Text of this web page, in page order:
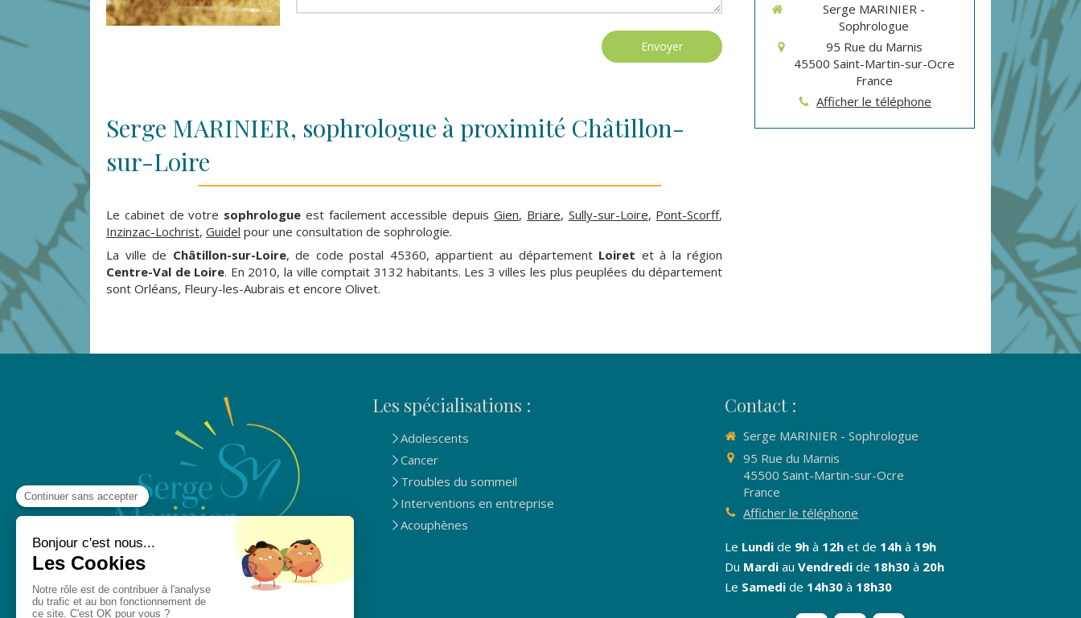
Envoyer
Serge MARINIER, sophrologue à proximité Châtillon-
sur-Loire
Le cabinet de votre sophrologue est facilement accessible depuisGien, Briare, Sully-sur-Loire, Pont-Scorff,
Inzinzac-Lochrist, Guidel pour une consultation de sophrologie.
La ville de Châtillon-sur-Loire, de code postal 45360, appartient au département Loiret et à la région
Centre-Val de Loire. En 2010, la ville comptait 3132 habitants. Les 3 villes les plus peuplées du département
sont Orléans, Fleury-les-Aubrais et encore Olivet.
Serge MARINIER -
Sophrologue
95 Rue du Marnis
45500 Saint-Martin-sur-Ocre
France
Afficher le téléphone
PRENDRE RENDEZ-VOUS
Les spécialisations :
Adolescents
Cancer
Troubles du sommeil
Interventions en entreprise
Acouphènes
Contact :
Serge MARINIER - Sophrologue
95 Rue du Marnis
45500 Saint-Martin-sur-Ocre
France
Afficher le téléphone
Le Lundi de 9h à 12h et de 14h à 19h
Du Mardi auVendredi de 18h30 à 20h
Le Samedi de 14h30 à 18h30